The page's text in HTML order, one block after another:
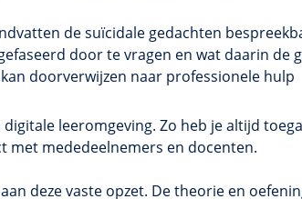
de suïcidale gedachten
door te vragen en wat daarin de
doorverwijzen naar professionele hulp
leeromgeving. Zo heb je altijd
mededeelnemers en docenten.
deze vaste opzet. De theorie en